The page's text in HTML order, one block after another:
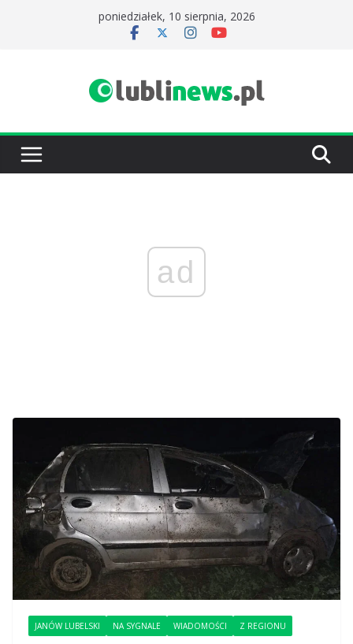
poniedziałek, 10 sierpnia, 2026
ad
JANÓW LUBELSKI NA SYGNALE WIADOMOŚCI Z REGIONU